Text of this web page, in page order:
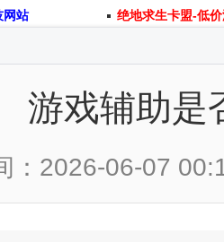
网站
绝地求生卡盟-低
游戏辅助是
：2026-06-07